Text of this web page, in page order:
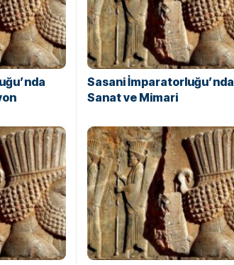
Sasani İmparatorluğu’nda
Sanat ve Mimari